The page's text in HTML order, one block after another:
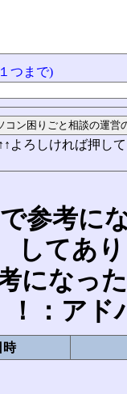
つまで)
よろしければ押し
参考に
してあ
になっ
：アド
時